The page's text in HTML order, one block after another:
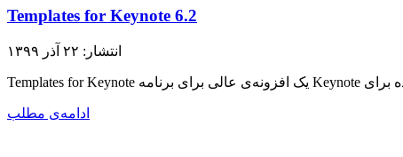
Templates for Keynote 6.2
انتشار: ۲۲ آذر ۱۳۹۹
ادامه‌ی مطلب